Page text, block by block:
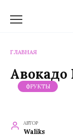
ГЛАВНАЯ
Авокадо
ФРУКТЫ
АВТОР
Waliks